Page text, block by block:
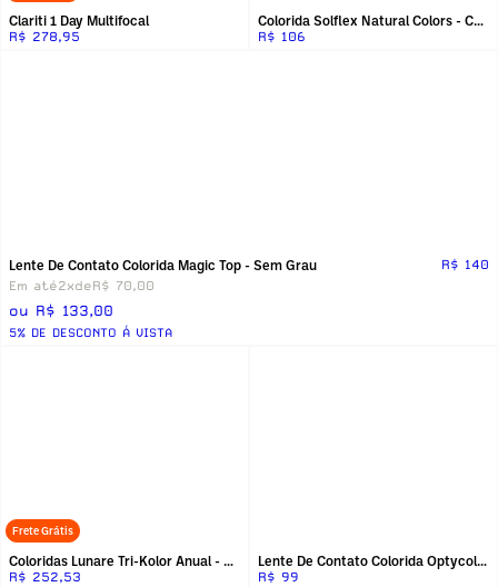
Clariti 1 Day Multifocal
R$ 278,95
Colorida Solflex Natural Colors - Com Grau
R$ 106
Lente De Contato Colorida Magic Top - Sem Grau
R$ 140
Em até2xdeR$ 70,00
ou R$ 133,00
5% DE DESCONTO Á VISTA
Frete Grátis
Coloridas Lunare Tri-Kolor Anual - Sem Grau
R$ 252,53
Lente De Contato Colorida Optycolor Magic Top Hd
R$ 99